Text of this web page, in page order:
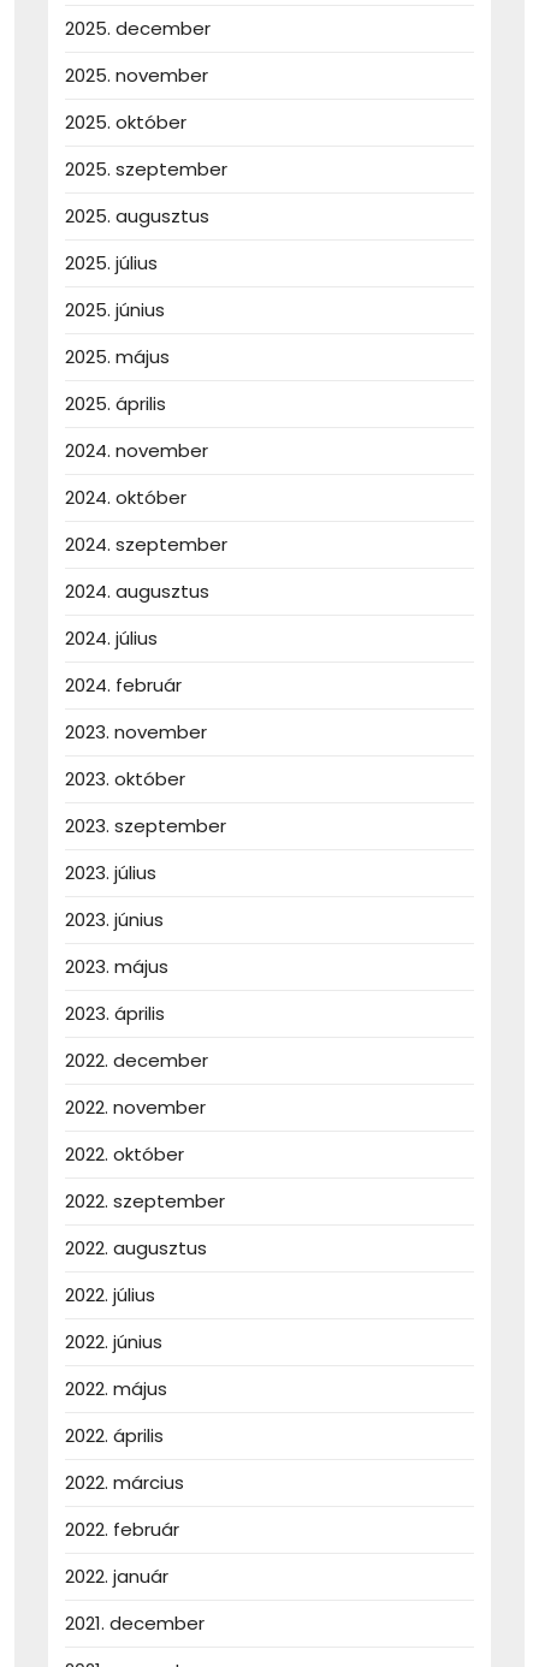
2025. december
2025. november
2025. október
2025. szeptember
2025. augusztus
2025. július
2025. június
2025. május
2025. április
2024. november
2024. október
2024. szeptember
2024. augusztus
2024. július
2024. február
2023. november
2023. október
2023. szeptember
2023. július
2023. június
2023. május
2023. április
2022. december
2022. november
2022. október
2022. szeptember
2022. augusztus
2022. július
2022. június
2022. május
2022. április
2022. március
2022. február
2022. január
2021. december